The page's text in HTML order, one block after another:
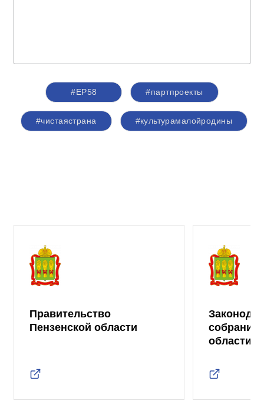
#ЕР58 #партпроекты
#чистаястрана #культурамалойродины
Правительство
Пензенской области
собрание
области